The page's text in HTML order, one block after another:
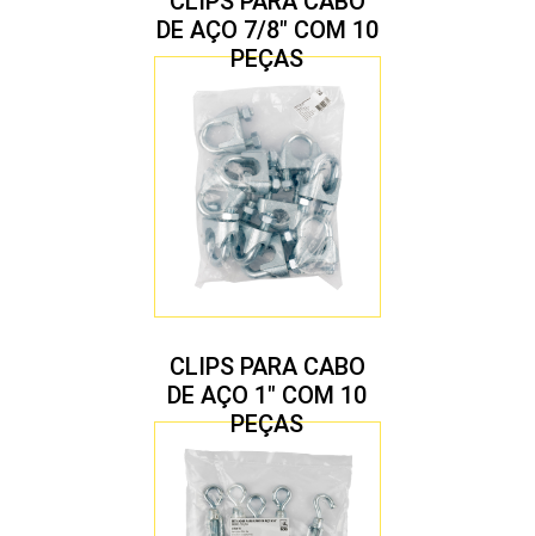
DE AÇO 7/8″ COM 10
PEÇAS
CLIPS PARA CABO
DE AÇO 1″ COM 10
PEÇAS